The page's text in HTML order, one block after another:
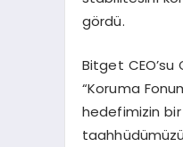
gördü.
Bitget CEO’su
“Koruma
hedefimizin bir